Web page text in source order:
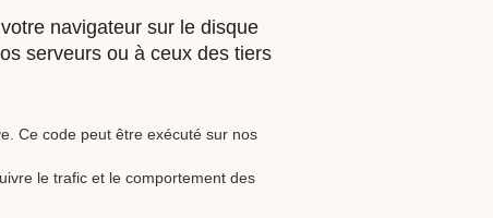
navigateur sur le disque
serveurs ou à ceux des tiers
Ce code peut être exécuté sur nos
le trafic et le comportement des